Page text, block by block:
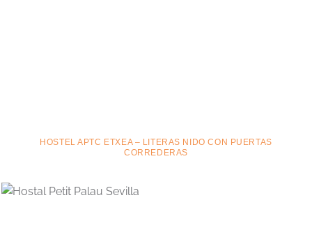
HOSTEL APTC ETXEA – LITERAS NIDO CON PUERTAS
CORREDERAS